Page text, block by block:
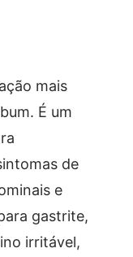
mais
É um
de
e
gastrite,
irritável,